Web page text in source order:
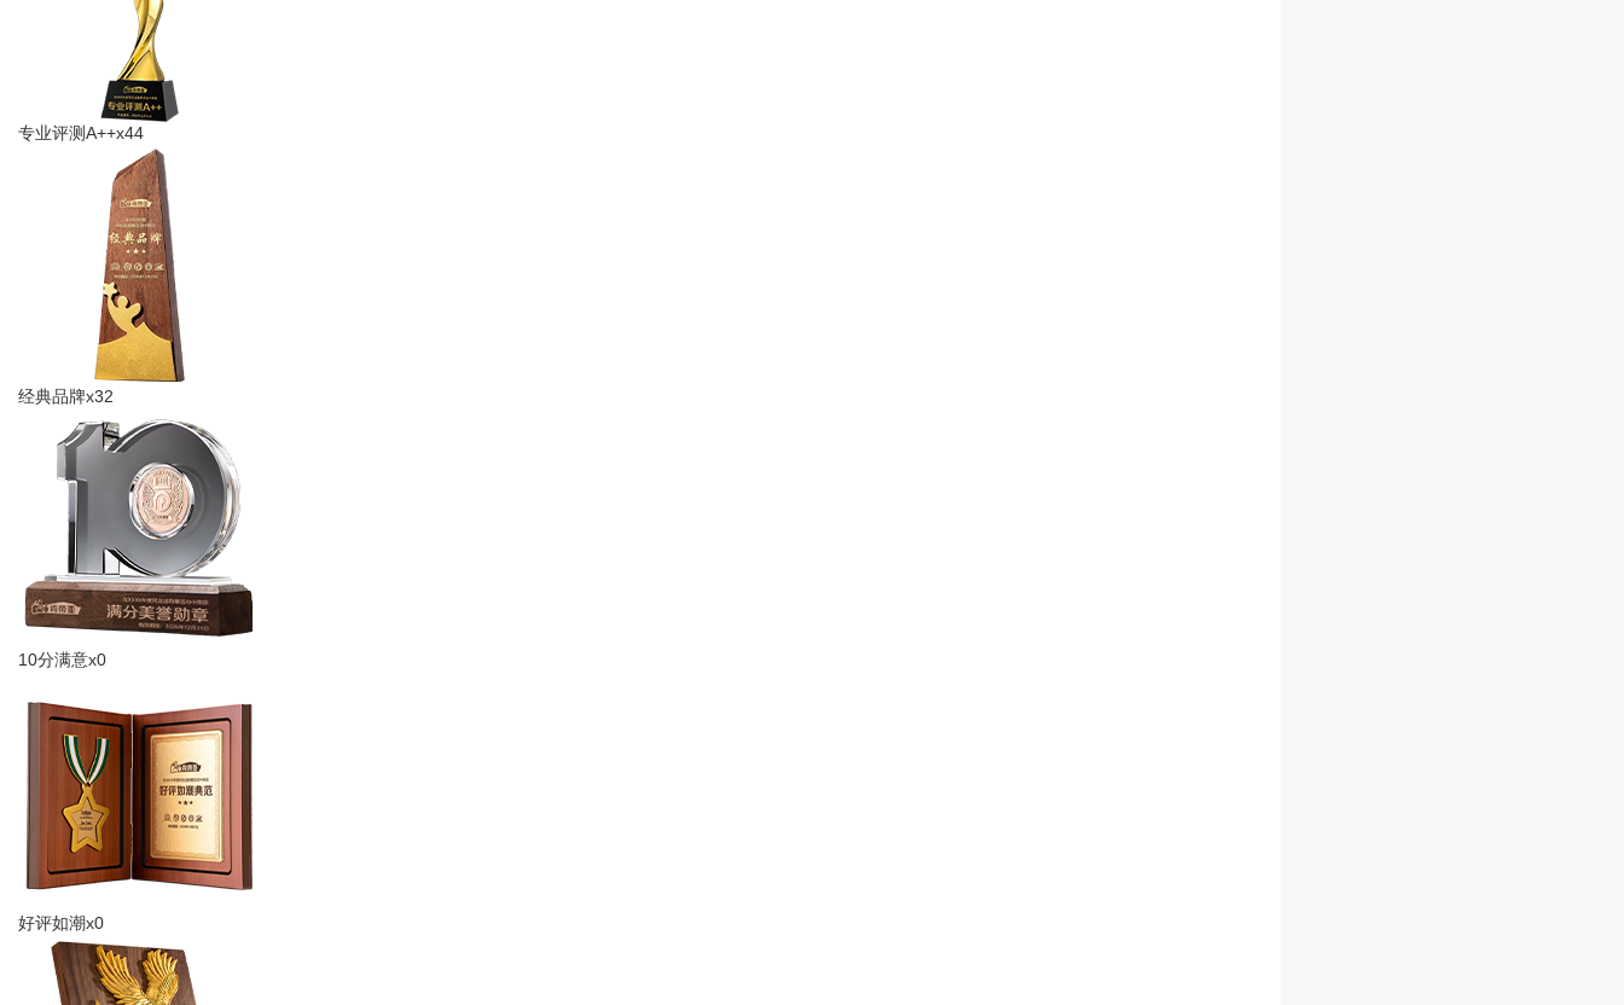
专业​评测A++x44
经典品牌x32
10分满意x0
好评如潮x0